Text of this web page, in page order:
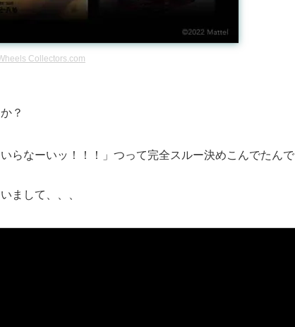
Collectors.com
？
らなーいッ！！！」つって完全スルー決めこんでたんで
まして、、、